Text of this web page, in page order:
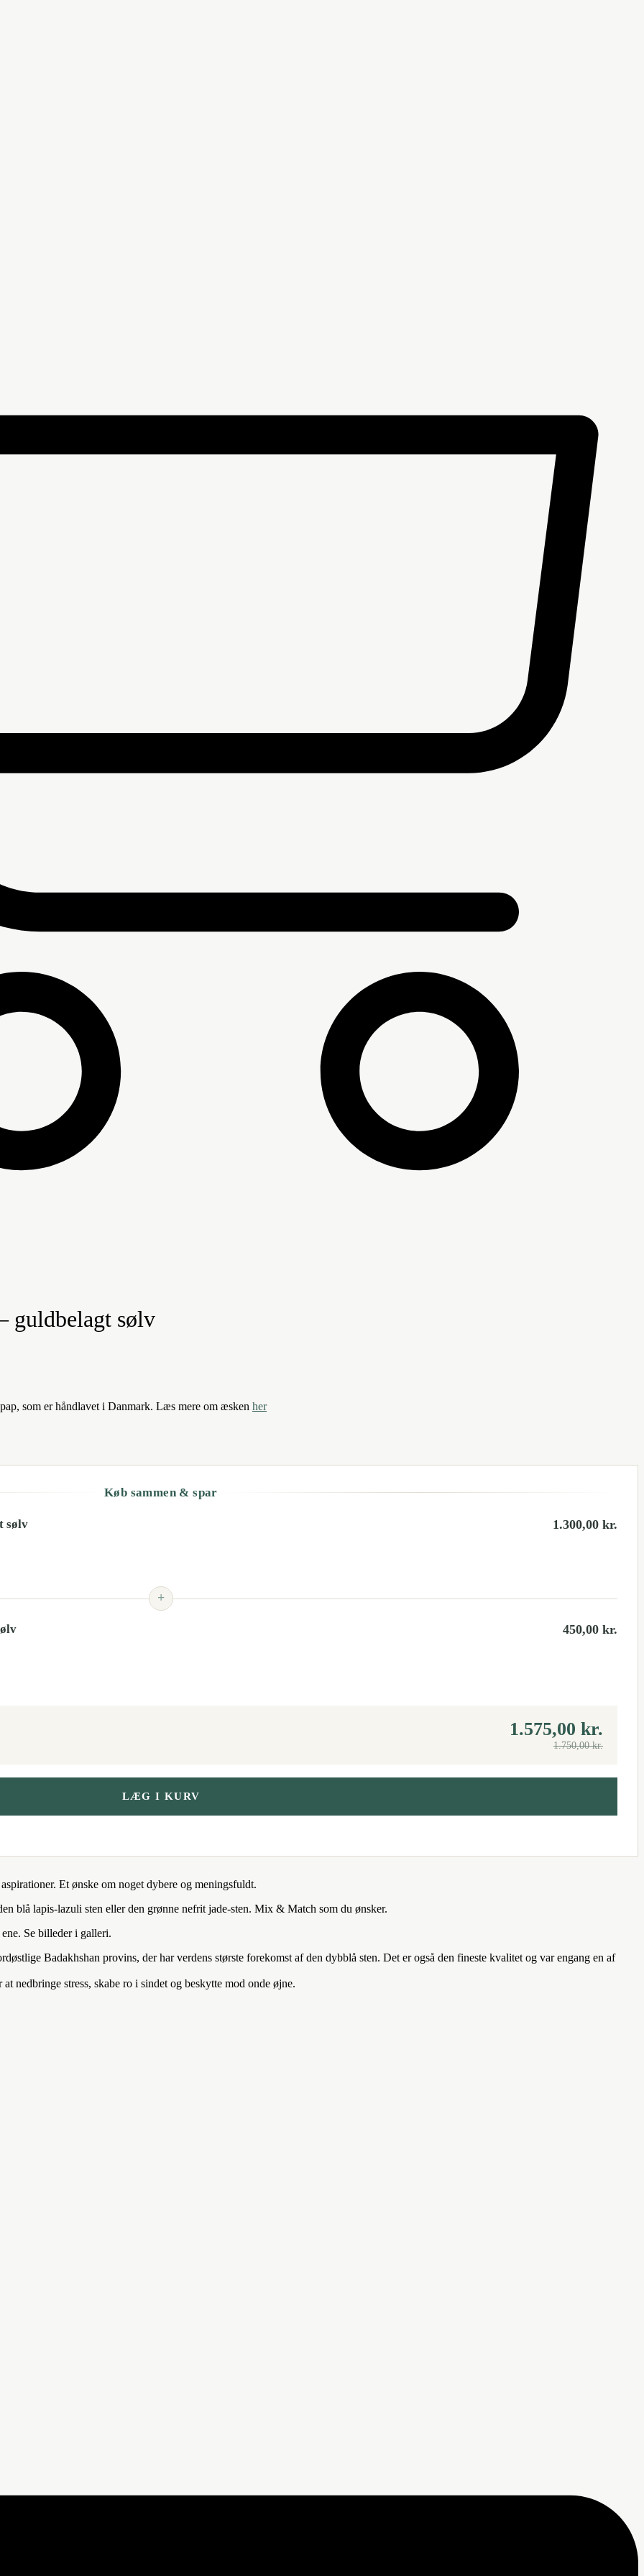
guldbelagt sølv
som er håndlavet i Danmark. Læs mere om æsken her
Køb sammen & spar
sølv 1.300,00 kr.
+
450,00 kr.
1.575,00 kr.
1.750,00kr.
LÆG I KURV
Et ønske om noget dybere og meningsfuldt.
blå lapis-lazuli sten eller den grønne nefrit jade-sten. Mix & Match som du ønsker.
Se billeder i galleri.
Badakhshan provins, der har verdens største forekomst af den dybblå sten. Det er også den fineste kvalitet og var engang en af
nedbringe stress, skabe ro i sindet og beskytte mod onde øjne.